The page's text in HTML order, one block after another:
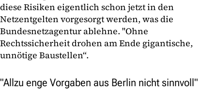
diese Risiken eigentlich schon jetzt in den
Netzentgelten vorgesorgt werden, was die
Bundesnetzagentur ablehne. "Ohne
Rechtssicherheit drohen am Ende gigantische,
unnötige Baustellen“.
"Allzu enge Vorgaben aus Berlin nicht sinnvoll"